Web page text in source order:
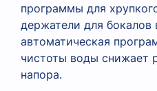
программы для
держатели для бокалов
автоматическая
чистоты воды снижает
напора.